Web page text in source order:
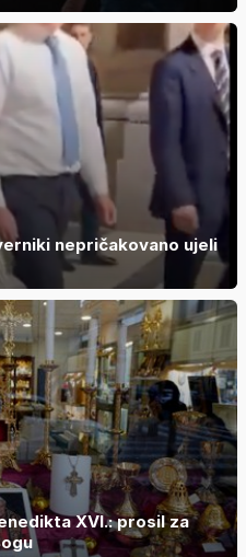
nepričakovano ujeli
XVI.: prosil za